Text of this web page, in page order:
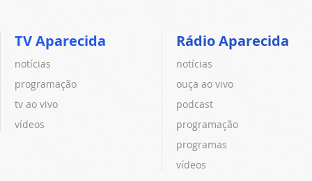
TV Aparecida
notícias
programação
tv ao vivo
vídeos
Rádio Aparecida
notícias
ouça ao vivo
podcast
programação
programas
vídeos